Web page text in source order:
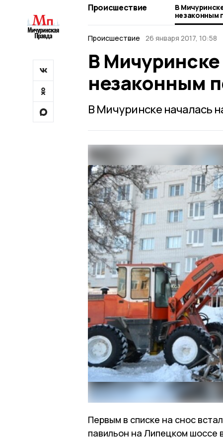
Происшествие
В
незаконным
Происшествие 26 января 2017, 10:58
В
незаконным
В Мичуринске началась
Первым в списке на снос
павильон на Липецком шоссе